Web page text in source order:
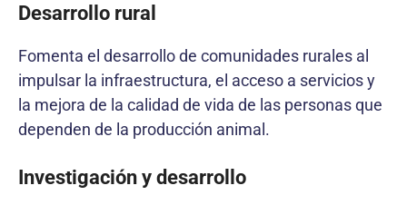
Desarrollo rural
Fomenta el desarrollo de comunidades rurales al
impulsar la infraestructura, el acceso a servicios y
la mejora de la calidad de vida de las personas que
dependen de la producción animal.
Investigación y desarrollo